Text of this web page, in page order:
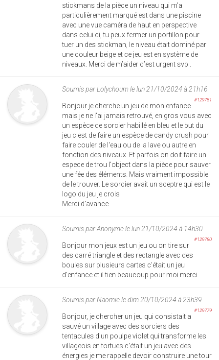
stickmans de la pièce un niveau qui m’a
particulièrement marqué est dans une piscine
avec une vue caméra de haut en perspective
dans celui ci, tu peux fermer un portillon pour
tuer un des stickman, le niveau était dominé par
une couleur beige et ce jeu est en système de
niveaux. Merci de m’aider c’est urgent svp .
Soumis parLolychoumle lun 21/10/2024 à 21h16
#129781
Bonjour je cherche un jeu de mon enfance
mais je ne l'ai jamais retrouvé, en gros vous avec
un espèce de sorcier habillé en bleu et le but du
jeu c'est de faire un espèce de candy crush pour
faire couler de l'eau ou de la lave ou autre en
fonction des niveaux. Et parfois on doit faire un
espece de trou l'object dans la pièce pour sauver
une fée des éléments. Mais vraiment impossible
de le trouver. Le sorcier avait un sceptre qui est le
logo du jeu je crois
Merci d'avance
Soumis parAnonymele lun 21/10/2024 à 14h30
#129780
Bonjour mon jeux est un jeu ou on tire sur
des carré triangle et des rectangle avec des
boules sur plusieurs cartes c'était un jeu
d'enfance et il tien beaucoup pour moi merci
Soumis parNaomiele dim 20/10/2024 à 23h39
#129779
Bonjour, je chercher un jeu qui consistait a
sauvé un village avec des sorciers des
tentacules d'un poulpe violet qui transforme les
villageois en tortues c'était un jeu avec des
énergies je me rappelle devoir construire une tour